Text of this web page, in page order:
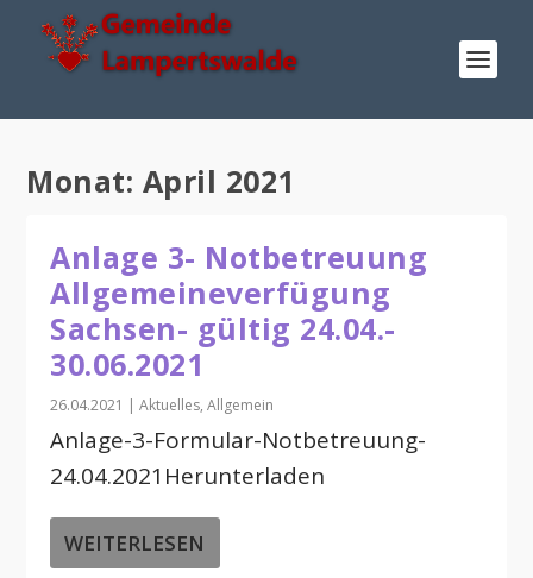
Monat: April 2021
Anlage 3- Notbetreuung
Allgemeineverfügung
Sachsen- gültig 24.04.-
30.06.2021
26.04.2021 |Aktuelles,Allgemein
Anlage-3-Formular-Notbetreuung-
24.04.2021Herunterladen
WEITERLESEN